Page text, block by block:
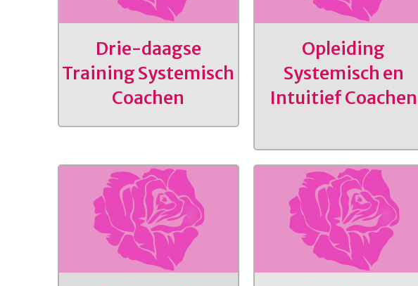
Drie-daagse
Training Systemisch
Coachen
Opleiding
Systemisch en
Intuitief Coachen